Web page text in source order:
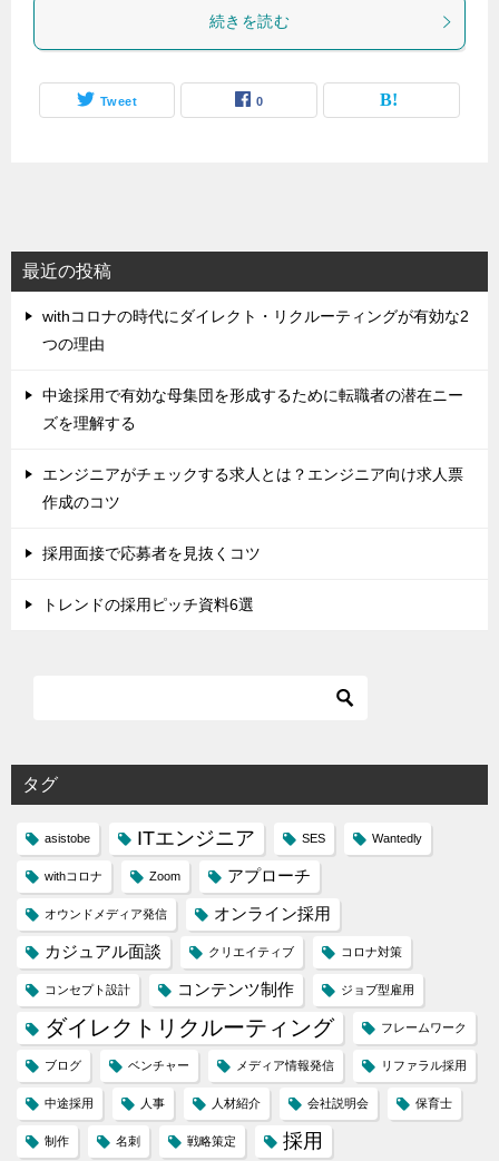
続きを読む
Tweet 0
最近の投稿
withコロナの時代にダイレクト・リクルーティングが有効な2
つの理由
中途採用で有効な母集団を形成するために転職者の潜在ニー
ズを理解する
エンジニアがチェックする求人とは？エンジニア向け求人票
作成のコツ
採用面接で応募者を見抜くコツ
トレンドの採用ピッチ資料6選
タグ
asistobe ITエンジニア SES Wantedly
withコロナ Zoom アプローチ
オウンドメディア発信 オンライン採用
カジュアル面談 クリエイティブ コロナ対策
コンセプト設計 コンテンツ制作 ジョブ型雇用
ダイレクトリクルーティング フレームワーク
ブログ ベンチャー メディア情報発信 リファラル採用
中途採用 人事 人材紹介 会社説明会 保育士
制作 名刺 戦略策定 採用